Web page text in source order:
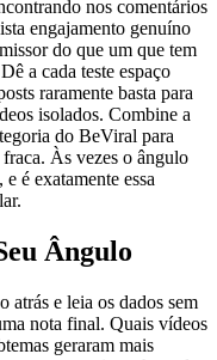
nos comentários
engajamento genuíno
do que um que tem
a cada teste espaço
raramente basta para
isolados. Combine a
do BeViral para
Às vezes o ângulo
é exatamente essa
Ângulo
atrás e leia os dados sem
nota final. Quais vídeos
geraram mais